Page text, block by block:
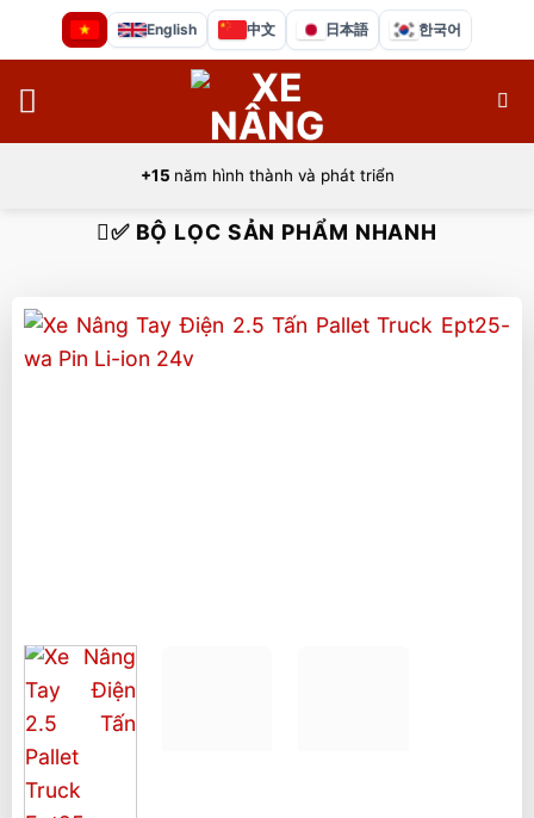
dung
English 中文 日本語 한국어
+15 năm hình thành và phát triển
✅ BỘ LỌC SẢN PHẨM NHANH